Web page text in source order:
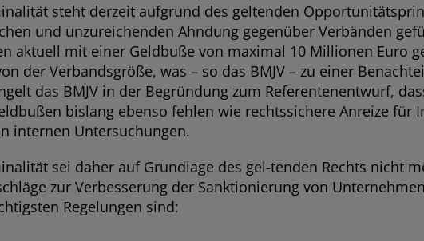
steht derzeit aufgrund des geltenden
und unzureichenden Ahndung gegenüber Verbänden
aktuell mit einer Geldbuße von maximal 10 Millionen Euro
der Verbandsgröße, was – so das BMJV – zu einer
das BMJV in der Begründung zum Referentenentwurf,
bislang ebenso fehlen wie rechtssichere Anreize für
internen Untersuchungen.
sei daher auf Grundlage des gel-tenden Rechts nicht
zur Verbesserung der Sanktionierung von
Regelungen sind: